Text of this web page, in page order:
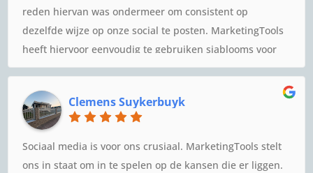
reden hiervan was ondermeer om consistent op
dezelfde wijze op onze social te posten. MarketingTools
heeft hiervoor eenvoudig te gebruiken sjablooms voor
ons gereedgezet, zodat dit kinderspel is geworden.
begeleiding, niet uitsluitend "wanneer te posten en op
welke kanalen", maar juist de tips en trucs die gegeven
werden hoe het social-media posten vol te houden
hebben wij als waardevol ervaren.Voor ons is mede
Clemens Suykerbuyk
Sociaal media is voor ons crusiaal. MarketingTools stelt
ons in staat om in te spelen op de kansen die er liggen.